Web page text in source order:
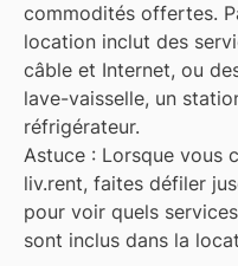
commodités offertes.
location inclut des
câble et Internet, ou
lave-vaisselle, un
réfrigérateur.
Astuce : Lorsque vous
liv.rent, faites défiler
pour voir quels
sont inclus dans la